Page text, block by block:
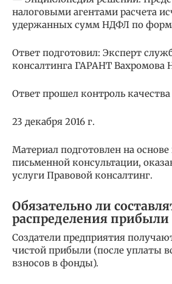
налоговыми агентами расчета
удержанных сумм НДФЛ по
Ответ подготовил: Эксперт
консалтинга ГАРАНТ Вахромова
Ответ прошел контроль качества
23 декабря 2016 г.
Материал подготовлен на
письменной консультации,
услуги Правовой консалтинг.
Обязательно ли
распределения
Создатели предприятия
чистой прибыли (после уплаты
взносов в фонды).